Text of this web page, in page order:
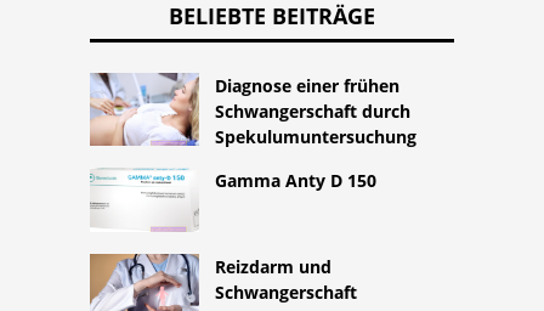
BELIEBTE BEITRÄGE
Diagnose einer frühen
Schwangerschaft durch
Spekulumuntersuchung
Gamma Anty D 150
Reizdarm und
Schwangerschaft